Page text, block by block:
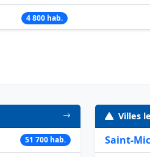
4 800 hab.
51 700 hab.
Villes
Saint-